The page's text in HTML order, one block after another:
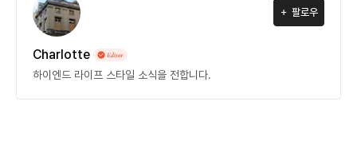
팔로우
Charlotte
하이엔드 라이프 스타일 소식을 전합니다.